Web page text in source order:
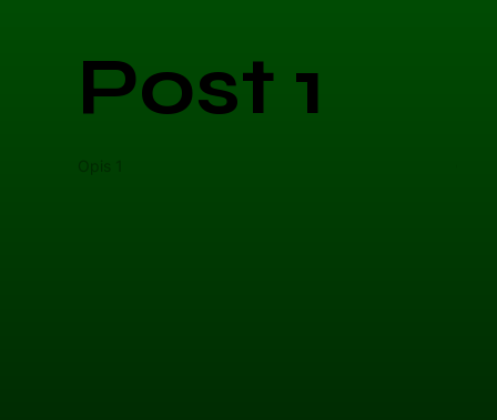
Post 1
Opis 1